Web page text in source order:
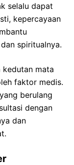
selalu dapat
kepercayaan
spiritualnya.
kedutan mata
faktor medis.
berulang
dengan
dan